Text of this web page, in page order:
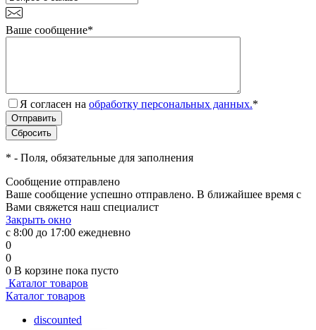
Ваше сообщение*
Я согласен на обработку персональных данных.*
* - Поля, обязательные для заполнения
Сообщение отправлено
Ваше сообщение успешно отправлено. В ближайшее время с
Вами свяжется наш специалист
Закрыть окно
с 8:00 до 17:00 ежедневно
0
0
0 В корзине пока пусто
Каталог товаров
Каталог товаров
discounted